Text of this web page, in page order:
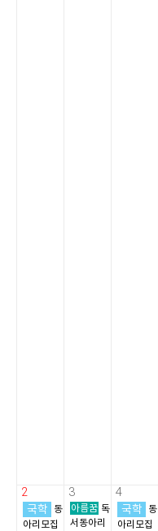
2
국학
동
아리모집
3
아름꿈 독
서동아리
4
국학
동
아리모집